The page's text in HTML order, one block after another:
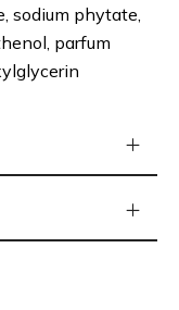
sodium phytate,
parfum